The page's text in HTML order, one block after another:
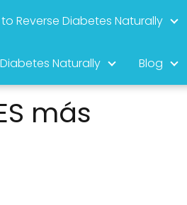
Reverse Diabetes Naturally
Naturally Blog
más